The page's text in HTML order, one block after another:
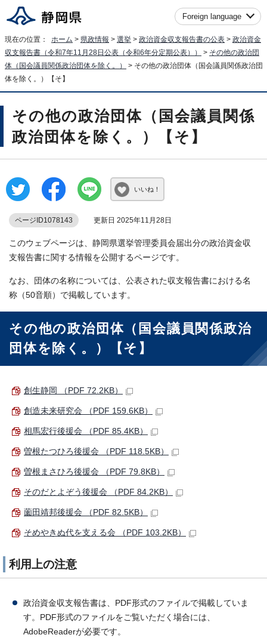
Foreign language
現在の位置： ホーム > 県政情報 > 選挙 > 政治資金収支報告書の公表 > 政治資金
収支報告書（令和7年11月28日公表（令和6年分定期公表））
> その他の政治団
体（国会議員関係政治団体を除く。）
> その他の政治団体（国会議員関係政治団
体を除く。）【そ】
その他の政治団体（国会議員関係
政治団体を除く。）【そ】
いいね！
ページID1078143 更新日 2025年11月28日
このウェブページは、静岡県選挙管理委員会届出分の政治資金収
支報告書に関する情報を公開するページです。
なお、団体の名称については、公表された収支報告書における名
称（50音順）で掲載しています。
その他の政治団体（国会議員関係政治
団体を除く。）【そ】
創生静岡 （PDF 72.2KB）
創造未来研究会 （PDF 159.6KB）
相馬宏行後援会 （PDF 85.4KB）
曽根たつひろ後援会 （PDF 118.5KB）
曽根まさひろ後援会 （PDF 79.8KB）
そのだとよぞう後援会 （PDF 84.2KB）
薗田靖邦後援会 （PDF 82.5KB）
そめやきぬ代を支える会 （PDF 103.2KB）
利用上の注意
政治資金収支報告書は、PDF形式のファイルで掲載していま
す。PDF形式のファイルをご覧いただく場合には、
AdobeReaderが必要です。